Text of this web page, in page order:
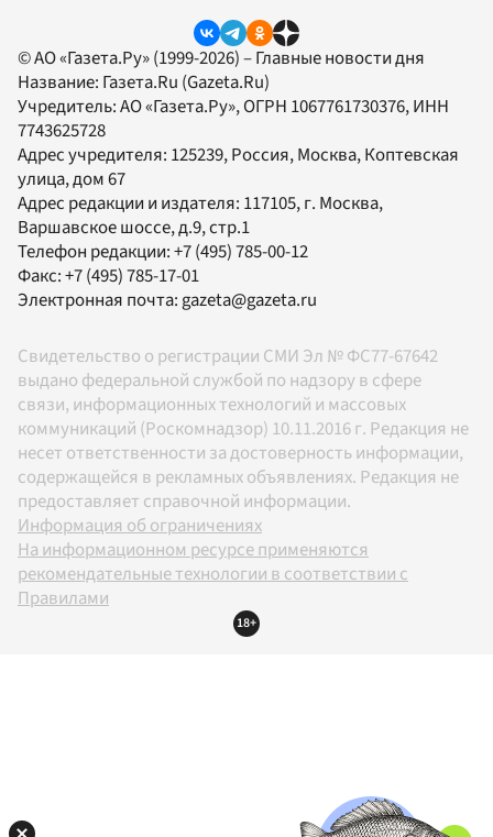
© АО «Газета.Ру» (1999-2026) – Главные новости дня
Название: Газета.Ru (Gazeta.Ru)
Учредитель:АО «Газета.Ру», ОГРН 1067761730376, ИНН
7743625728
Адрес учредителя: 125239, Россия, Москва, Коптевская
улица, дом 67
Адрес редакции и издателя: 117105, г. Москва,
Варшавское шоссе, д.9, стр.1
Телефон редакции:+7 (495) 785-00-12
Факс:+7 (495) 785-17-01
Электронная почта: gazeta@gazeta.ru
Свидетельство о регистрации СМИ Эл № ФС77-67642
выдано федеральной службой по надзору в сфере
связи, информационных технологий и массовых
коммуникаций (Роскомнадзор) 10.11.2016 г. Редакция не
несет ответственности за достоверность информации,
содержащейся в рекламных объявлениях. Редакция не
предоставляет справочной информации.
Информация об ограничениях
На информационном ресурсе применяются
рекомендательные технологии в соответствии с
Правилами
18+